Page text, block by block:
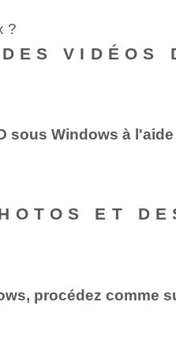
?
VIDÉOS
sous Windows à
ET
procédez comme